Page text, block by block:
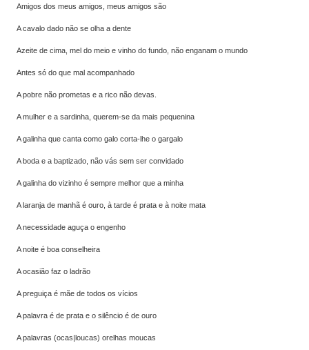
Amigos dos meus amigos, meus amigos são
A cavalo dado não se olha a dente
Azeite de cima, mel do meio e vinho do fundo, não enganam o mundo
Antes só do que mal acompanhado
A pobre não prometas e a rico não devas.
A mulher e a sardinha, querem-se da mais pequenina
A galinha que canta como galo corta-lhe o gargalo
A boda e a baptizado, não vás sem ser convidado
A galinha do vizinho é sempre melhor que a minha
A laranja de manhã é ouro, à tarde é prata e à noite mata
A necessidade aguça o engenho
A noite é boa conselheira
A ocasião faz o ladrão
A preguiça é mãe de todos os vícios
A palavra é de prata e o silêncio é de ouro
A palavras (ocas|loucas) orelhas moucas